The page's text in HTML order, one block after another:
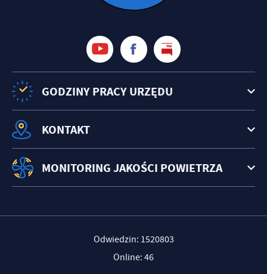
GODZINY PRACY URZĘDU
KONTAKT
MONITORING JAKOŚCI POWIETRZA
Odwiedzin: 1520803
Online: 46